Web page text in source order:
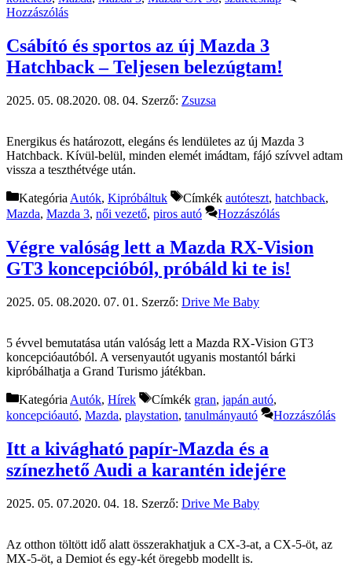
Hozzászólás
Csábító és sportos az új Mazda 3
Hatchback – Teljesen belezúgtam!
2025. 05. 08.2020. 08. 04. Szerző: Zsuzsa
Energikus és határozott, elegáns és lendületes az új Mazda 3
Hatchback. Kívül-belül, minden elemét imádtam, fájó szívvel adtam
vissza a teszthétvége után.
Kategória Autók, Kipróbáltuk Címkék autóteszt, hatchback,
Mazda, Mazda 3, női vezető, piros autó Hozzászólás
Végre valóság lett a Mazda RX-Vision
GT3 koncepcióból, próbáld ki te is!
2025. 05. 08.2020. 07. 01. Szerző: Drive Me Baby
5 évvel bemutatása után valóság lett a Mazda RX-Vision GT3
koncepcióautóból. A versenyautót ugyanis mostantól bárki
kipróbálhatja a Grand Turismo játékban.
Kategória Autók, Hírek Címkék gran, japán autó,
koncepcióautó, Mazda, playstation, tanulmányautó Hozzászólás
Itt a kivágható papír-Mazda és a
színezhető Audi a karantén idejére
2025. 05. 07.2020. 04. 18. Szerző: Drive Me Baby
Az otthon töltött idő alatt összerakhatjuk a CX-3-at, a CX-5-öt, az
MX-5-öt, a Demiot és egy-két öregebb modellt is.